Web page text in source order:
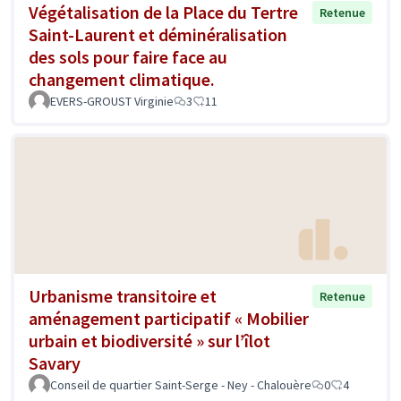
Végétalisation de la Place du Tertre
Saint-Laurent et déminéralisation
des sols pour faire face au
changement climatique.
Retenue
EVERS-GROUST Virginie 3 11
Urbanisme transitoire et
aménagement participatif « Mobilier
urbain et biodiversité » sur l’îlot
Savary
Retenue
Conseil de quartier Saint-Serge - Ney - Chalouère 0 4